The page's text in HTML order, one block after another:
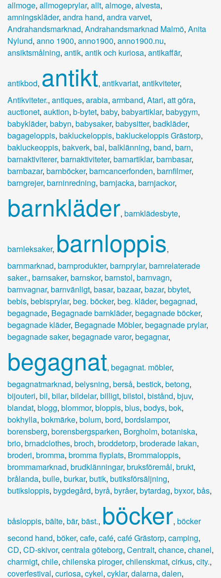
allmoge, allmogeprylar, allt, almoge, alvesta,
amningskläder, andra hand, andra varvet,
Andrahandsmarknad, Andrahandsmarknad Malmö, Anita
Nylund, anno 1900, anno1900, anno1900.nu,
ansiktsmålning, antik, antik och kuriosa, antikaffär,
antikbod, antikt, antikvariat, antikviteter,
Antikviteter., antiques, arabia, armband, Atari, att göra,
auctionet, auktion, b-bytet, baby, babyartiklar, babygym,
babykläder, babyn, babysaker, babysitter, badkläder,
bagageloppis, bakluckeloppis, bakluckeloppis Grästorp,
bakluckeoppis, bakverk, bal, balklänning, band, barn,
barnaktiviterer, barnaktiviteter, barnartiklar, barnbasar,
barnbazar, barnböcker, barncancerfonden, barnfilmer,
barngrejer, barninredning, barnjacka, barnjackor,
barnkläder, barnklädesbyte,
barnleksaker, barnloppis,
barnmarknad, barnprodukter, barnprylar, barnrelaterade
saker., barnsaker, barnskor, barnstol, barnvagn,
barnvagnar, barnvänligt, basar, bazaar, bazar, bbytet,
bebis, bebisprylar, beg. böcker, beg. kläder, begagnad,
begagnade, Begagnade barnkläder, begagnade böcker,
begagnade kläder, Begagnade Möbler, begagnade prylar,
begagnade saker, begagnade varor, begagnar,
begagnat, begagnat. möbler,
begagnatmarknad, belysning, berså, bestick, betong,
bijouteri, bil, bilar, bildelar, billigt, bilstol, bistånd, bjuv,
blandat, blogg, blommor, bloppis, blus, bodys, bok,
bokhylla, bokmärke, bolum, bord, bordslampor,
borensberg, borensbergsparken, Borgholm, botaniska,
brio, brnadclothes, broch, broddetorp, broderade lakan,
broderi, bromma, bromma flyplats, Brommaloppis,
brommamarknad, brudklänningar, bruksföremål, brukt,
brålanda, bulle, burkar, butik, butiksförsäljning,
butiksloppis, bygdegård, byrå, byråer, bytardag, byxor, bås,
båsloppis, bälte, bär, bäst., böcker, böcker
second hand, böker, cafe, café, café Grästorp, camping,
CD, CD-skivor, centrala göteborg, Centralt, chance, chanel,
charmigt, chile, chilenska piroger, chilenskmat, cirkus, city.,
coverfestival, curiosa, cykel, cyklar, dalarna, dalen,